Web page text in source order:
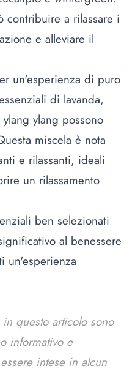
contribuire a rilassare i
e alleviare il
un'esperienza di puro
di lavanda,
ylang possono
miscela è nota
e rilassanti, ideali
un rilassamento
ben selezionati
al benessere
un'esperienza
questo articolo sono
informativo e
intese in alcun